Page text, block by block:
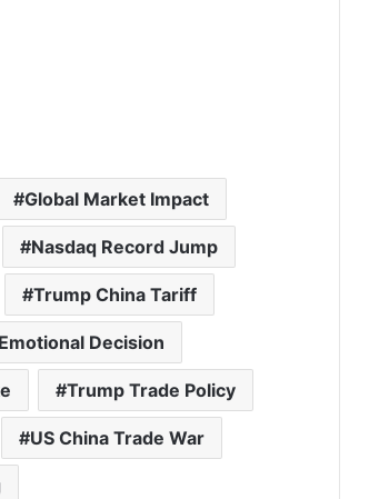
Global Market Impact
Nasdaq Record Jump
Trump China Tariff
Decision
Trump Trade Policy
US China Trade War